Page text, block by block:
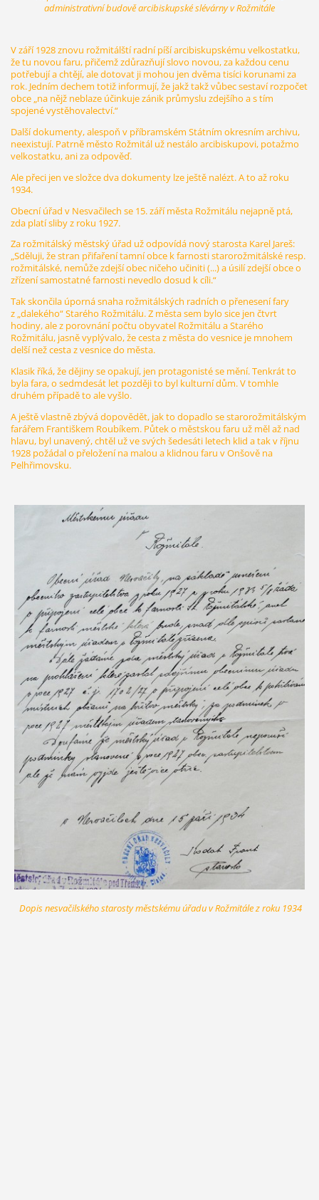
administrativní budově arcibiskupské slévárny v Rožmitále
V září 1928 znovu rožmitálští radní píší arcibiskupskému velkostatku,
že tu novou faru, přičemž zdůrazňují slovo novou, za každou cenu
potřebují a chtějí, ale dotovat ji mohou jen dvěma tisíci korunami za
rok. Jedním dechem totiž informují, že jakž takž vůbec sestaví rozpočet
obce „na nějž neblaze účinkuje zánik průmyslu zdejšího a s tím
spojené vystěhovalectví.“
Další dokumenty, alespoň v příbramském Státním okresním archivu,
neexistují. Patrně město Rožmitál už nestálo arcibiskupovi, potažmo
velkostatku, ani za odpověď.
Ale přeci jen ve složce dva dokumenty lze ještě nalézt. A to až roku
1934.
Obecní úřad v Nesvačilech se 15. září města Rožmitálu nejapně ptá,
zda platí sliby z roku 1927.
Za rožmitálský městský úřad už odpovídá nový starosta Karel Jareš:
„Sděluji, že stran přifaření tamní obce k farnosti starorožmitálské resp.
rožmitálské, nemůže zdejší obec ničeho učiniti (...) a úsilí zdejší obce o
zřízení samostatné farnosti nevedlo dosud k cíli.“
Tak skončila úporná snaha rožmitálských radních o přenesení fary
z „dalekého“ Starého Rožmitálu. Z města sem bylo sice jen čtvrt
hodiny, ale z porovnání počtu obyvatel Rožmitálu a Starého
Rožmitálu, jasně vyplývalo, že cesta z města do vesnice je mnohem
delší než cesta z vesnice do města.
Klasik říká, že dějiny se opakují, jen protagonisté se mění. Tenkrát to
byla fara, o sedmdesát let později to byl kulturní dům. V tomhle
druhém případě to ale vyšlo.
A ještě vlastně zbývá dopovědět, jak to dopadlo se starorožmitálským
farářem Františkem Roubíkem. Půtek o městskou faru už měl až nad
hlavu, byl unavený, chtěl už ve svých šedesáti letech klid a tak v říjnu
1928 požádal o přeložení na malou a klidnou faru v Onšově na
Pelhřimovsku.
Dopis nesvačilského starosty městskému úřadu v Rožmitále z roku 1934